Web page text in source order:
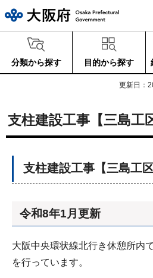
分類から探す 目的から探す
更新日：
支柱建設工事【三島工
支柱建設工事【三島工区
令和8年1月更新
大阪中央環状線北行き休憩所内
を行っています。